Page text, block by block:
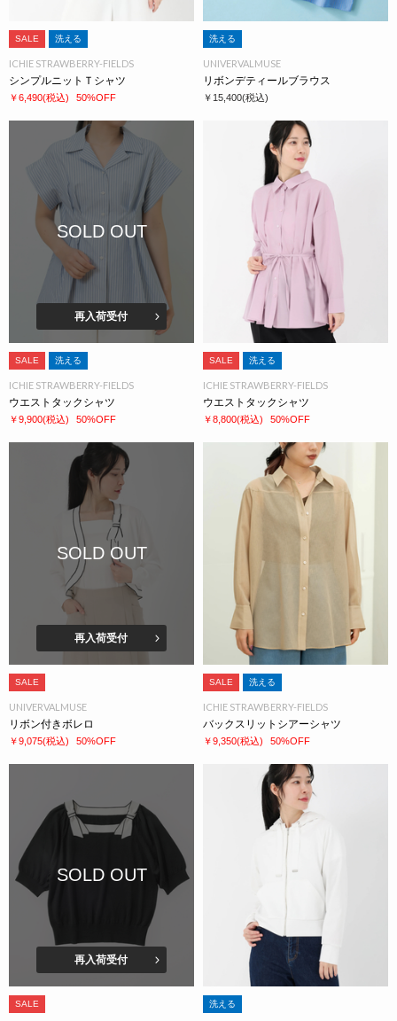
SALE 洗える
ICHIE STRAWBERRY-FIELDS
シンプルニットＴシャツ
￥6,490(税込) 50%OFF
洗える
UNIVERVALMUSE
リボンデティールブラウス
￥15,400(税込)
SOLD OUT
再入荷受付
SALE 洗える
ICHIE STRAWBERRY-FIELDS
ウエストタックシャツ
￥9,900(税込) 50%OFF
SALE 洗える
ICHIE STRAWBERRY-FIELDS
ウエストタックシャツ
￥8,800(税込) 50%OFF
SOLD OUT
再入荷受付
SALE
UNIVERVALMUSE
リボン付きボレロ
￥9,075(税込) 50%OFF
SALE 洗える
ICHIE STRAWBERRY-FIELDS
バックスリットシアーシャツ
￥9,350(税込) 50%OFF
SOLD OUT
再入荷受付
SALE 洗える